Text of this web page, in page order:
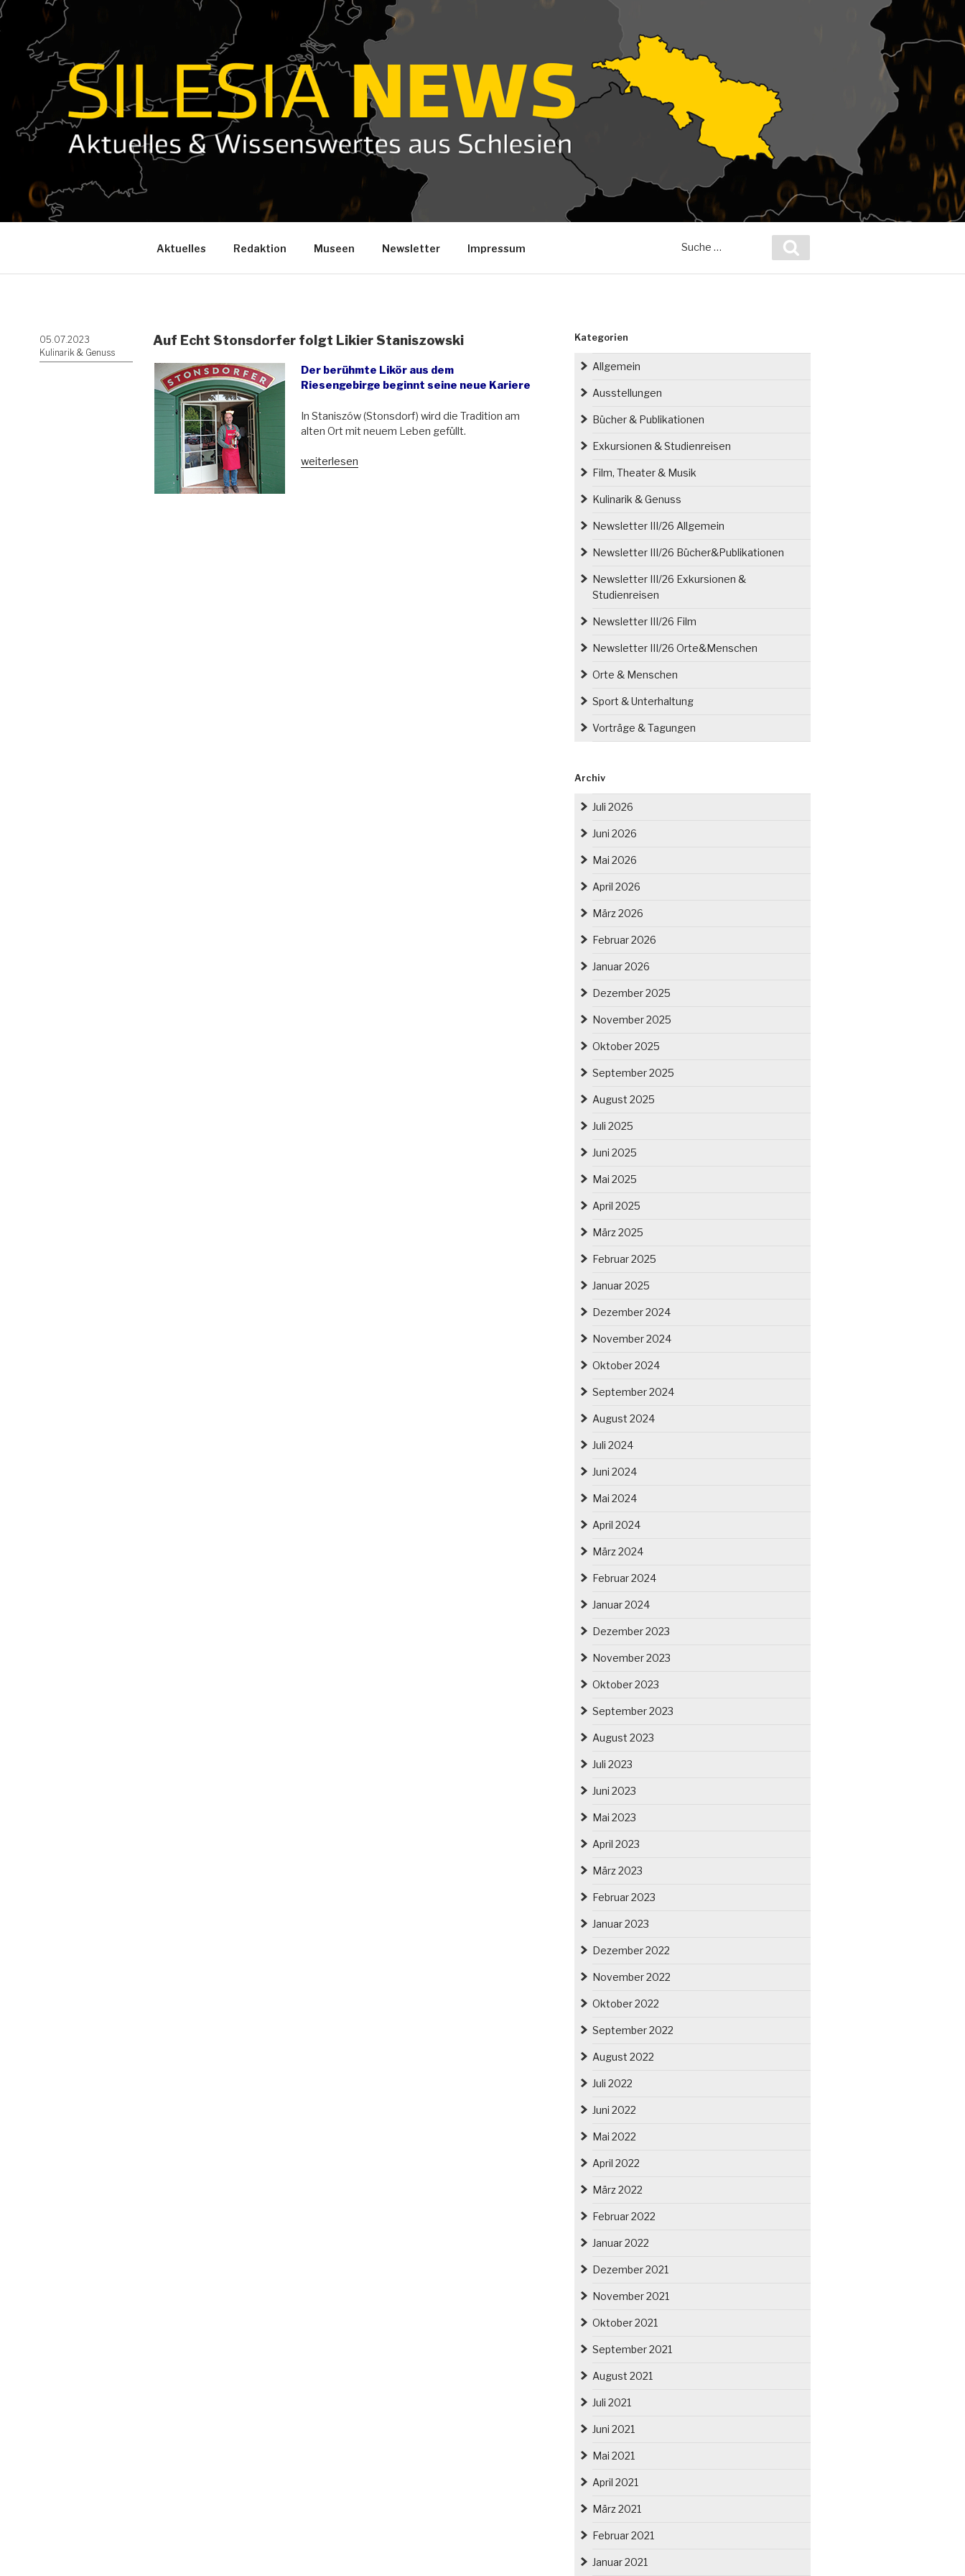
Zum
Inhalt
springen
Aktuelles Redaktion Museen Newsletter Impressum
nach:
Veröffentlicht
am
05.07.2023
Kulinarik & Genuss
Auf Echt Stonsdorfer folgt Likier Staniszowski
Der berühmte Likör aus dem
Riesengebirge beginnt seine neue Kariere
In Staniszów (Stonsdorf) wird die Tradition am
alten Ort mit neuem Leben gefüllt.
„Auf
weiterlesen
Kategorien
Allgemein
Ausstellungen
Bücher & Publikationen
Exkursionen & Studienreisen
Film, Theater & Musik
Kulinarik & Genuss
Newsletter III/26 Allgemein
Newsletter III/26 Bücher&Publikationen
Newsletter III/26 Exkursionen &
Studienreisen
Newsletter III/26 Film
Newsletter III/26 Orte&Menschen
Orte & Menschen
Sport & Unterhaltung
Vorträge & Tagungen
Archiv
Juli 2026
Juni 2026
Mai 2026
April 2026
März 2026
Februar 2026
Januar 2026
Dezember 2025
November 2025
Oktober 2025
September 2025
August 2025
Juli 2025
Juni 2025
Mai 2025
April 2025
März 2025
Februar 2025
Januar 2025
Dezember 2024
November 2024
Oktober 2024
September 2024
August 2024
Juli 2024
Juni 2024
Mai 2024
April 2024
März 2024
Februar 2024
Januar 2024
Dezember 2023
November 2023
Oktober 2023
September 2023
August 2023
Juli 2023
Juni 2023
Mai 2023
April 2023
März 2023
Februar 2023
Januar 2023
Dezember 2022
November 2022
Oktober 2022
September 2022
August 2022
Juli 2022
Juni 2022
Mai 2022
April 2022
März 2022
Februar 2022
Januar 2022
Dezember 2021
November 2021
Oktober 2021
September 2021
August 2021
Juli 2021
Juni 2021
Mai 2021
April 2021
März 2021
Februar 2021
Januar 2021